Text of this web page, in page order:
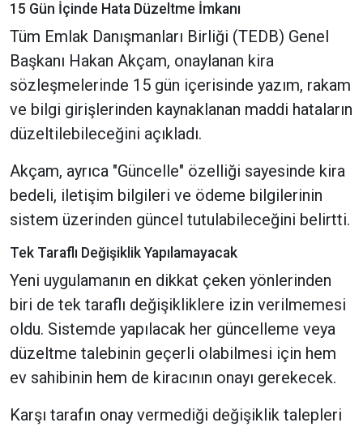
15 Gün İçinde Hata Düzeltme İmkanı
Tüm Emlak Danışmanları Birliği (TEDB) Genel
Başkanı Hakan Akçam, onaylanan kira
sözleşmelerinde 15 gün içerisinde yazım, rakam
ve bilgi girişlerinden kaynaklanan maddi hataların
düzeltilebileceğini açıkladı.
Akçam, ayrıca "Güncelle" özelliği sayesinde kira
bedeli, iletişim bilgileri ve ödeme bilgilerinin
sistem üzerinden güncel tutulabileceğini belirtti.
Tek Taraflı Değişiklik Yapılamayacak
Yeni uygulamanın en dikkat çeken yönlerinden
biri de tek taraflı değişikliklere izin verilmemesi
oldu. Sistemde yapılacak her güncelleme veya
düzeltme talebinin geçerli olabilmesi için hem
ev sahibinin hem de kiracının onayı gerekecek.
Karşı tarafın onay vermediği değişiklik talepleri